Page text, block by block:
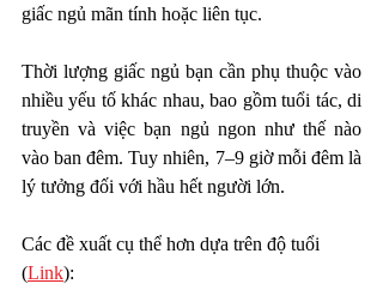
giấc ngủ mãn tính hoặc liên tục.
Thời lượng giấc ngủ bạn cần phụ thuộc vào
nhiều yếu tố khác nhau, bao gồm tuổi tác, di
truyền và việc bạn ngủ ngon như thế nào
vào ban đêm. Tuy nhiên, 7–9 giờ mỗi đêm là
lý tưởng đối với hầu hết người lớn.
Các đề xuất cụ thể hơn dựa trên độ tuổi
(Link):